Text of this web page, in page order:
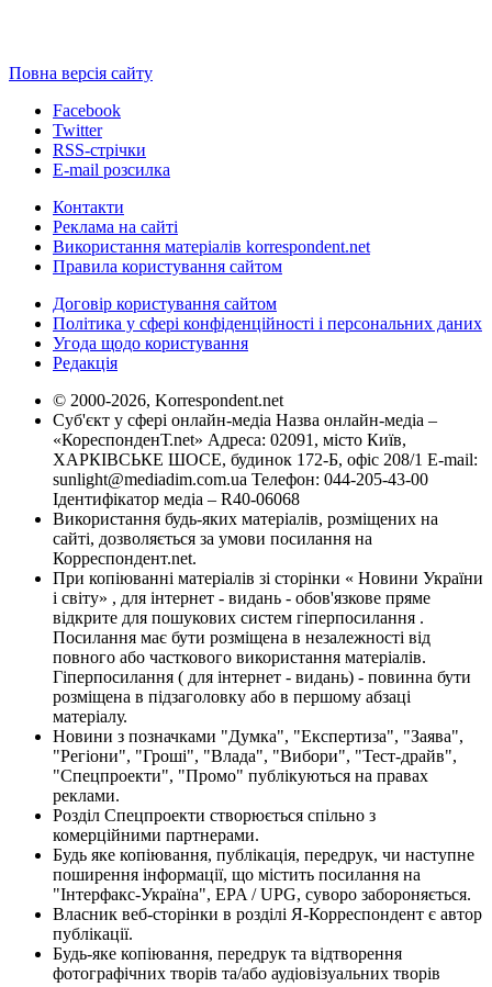
Повна версія сайту
Facebook
Twitter
RSS-стрічки
E-mail розсилка
Контакти
Реклама на сайті
Використання матеріалів korrespondent.net
Правила користування сайтом
Договір користування сайтом
Політика у сфері конфіденційності і персональних даних
Угода щодо користування
Редакція
© 2000-2026, Korrespondent.net
Суб'єкт у сфері онлайн-медіа Назва онлайн-медіа –
«КореспонденТ.net» Адреса: 02091, місто Київ,
ХАРКІВСЬКЕ ШОСЕ, будинок 172-Б, офіс 208/1 E-mail:
sunlight@mediadim.com.ua Телефон: 044-205-43-00
Ідентифікатор медіа – R40-06068
Використання будь-яких матеріалів, розміщених на
сайті, дозволяється за умови посилання на
Корреспондент.net.
При копіюванні матеріалів зі сторінки « Новини України
і світу» , для інтернет - видань - обов'язкове пряме
відкрите для пошукових систем гіперпосилання .
Посилання має бути розміщена в незалежності від
повного або часткового використання матеріалів.
Гіперпосилання ( для інтернет - видань) - повинна бути
розміщена в підзаголовку або в першому абзаці
матеріалу.
Новини з позначками "Думка", "Експертиза", "Заява",
"Регіони", "Гроші", "Влада", "Вибори", "Тест-драйв",
"Спецпроекти", "Промо" публікуються на правах
реклами.
Розділ Спецпроекти створюється спільно з
комерційними партнерами.
Будь яке копіювання, публікація, передрук, чи наступне
поширення інформації, що містить посилання на
"Інтерфакс-Україна", EPA / UPG, суворо забороняється.
Власник веб-сторінки в розділі Я-Корреспондент є автор
публікації.
Будь-яке копіювання, передрук та відтворення
фотографічних творів та/або аудіовізуальних творів